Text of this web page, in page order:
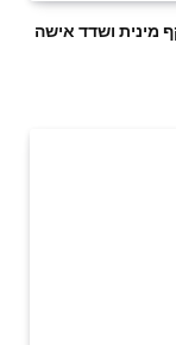
מינית ושדד אישה